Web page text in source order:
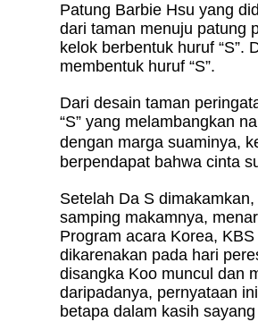
Patung Barbie Hsu yang
dari taman menuju patung
kelok berbentuk huruf
membentuk huruf “S”.
Dari desain taman
“S” yang melambangkan
dengan marga suaminya,
berpendapat bahwa cinta
Setelah Da S
samping makamnya,
Program acara Korea,
dikarenakan pada hari
disangka Koo muncul dan
daripadanya, pernyataan
betapa dalam kasih